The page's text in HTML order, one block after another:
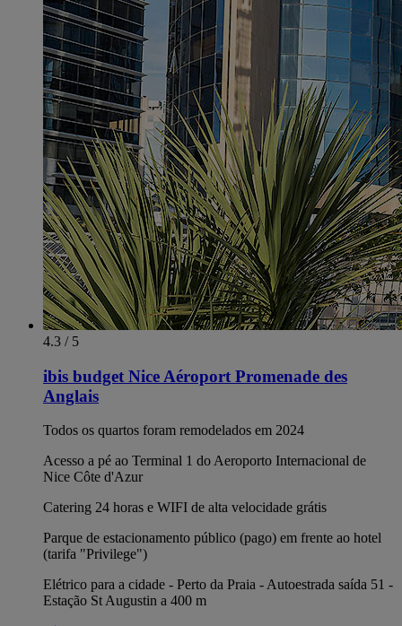
4.3 / 5
ibis budget Nice Aéroport Promenade des
Anglais
Todos os quartos foram remodelados em 2024
Acesso a pé ao Terminal 1 do Aeroporto Internacional de
Nice Côte d'Azur
Catering 24 horas e WIFI de alta velocidade grátis
Parque de estacionamento público (pago) em frente ao hotel
(tarifa "Privilege")
Elétrico para a cidade - Perto da Praia - Autoestrada saída 51 -
Estação St Augustin a 400 m